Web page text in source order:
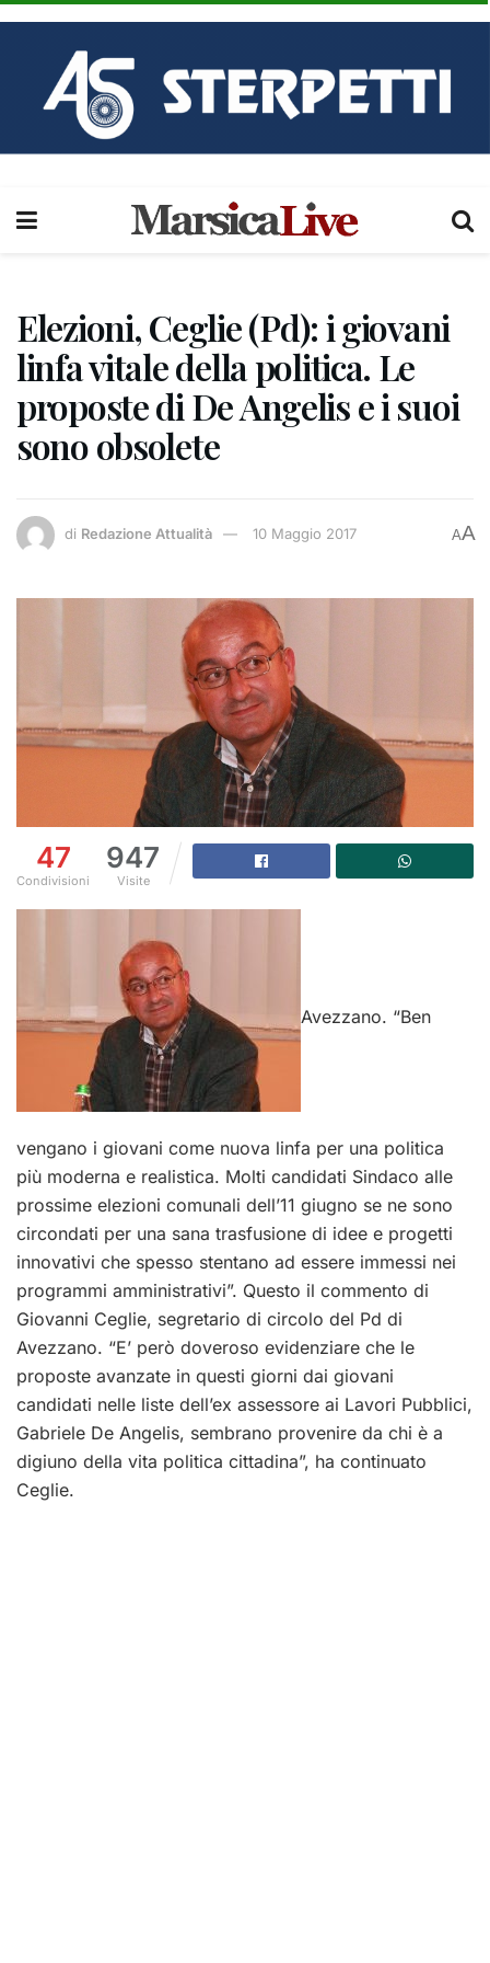
Elezioni, Ceglie (Pd): i giovani
linfa vitale della politica. Le
proposte di De Angelis e i suoi
sono obsolete
di Redazione Attualità 10 Maggio 2017 AA
47
Condivisioni
947
Visite
Avezzano. “Ben
vengano i giovani come nuova linfa per una politica
più moderna e realistica. Molti candidati Sindaco alle
prossime elezioni comunali dell’11 giugno se ne sono
circondati per una sana trasfusione di idee e progetti
innovativi che spesso stentano ad essere immessi nei
programmi amministrativi”. Questo il commento di
Giovanni Ceglie, segretario di circolo del Pd di
Avezzano. “E’ però doveroso evidenziare che le
proposte avanzate in questi giorni dai giovani
candidati nelle liste dell’ex assessore ai Lavori Pubblici,
Gabriele De Angelis, sembrano provenire da chi è a
digiuno della vita politica cittadina”, ha continuato
Ceglie.